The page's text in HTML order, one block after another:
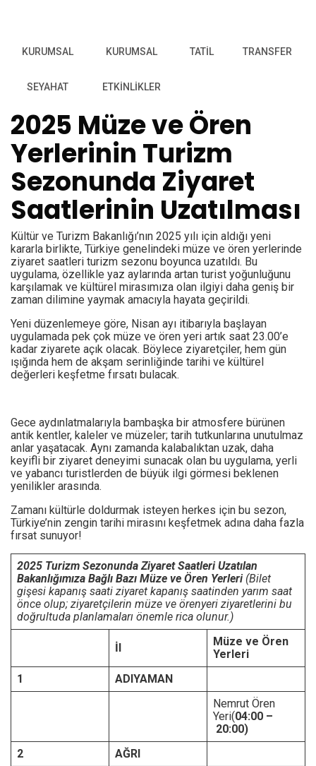
KURUMSAL
SEYAHAT
KURUMSAL
ETKINLIKLER
TATIL TRANSFER
2025 Müze ve Ören
Yerlerinin Turizm
Sezonunda Ziyaret
Saatlerinin Uzatılması
Kültür ve Turizm Bakanlığı’nın 2025 yılı için aldığı yeni
kararla birlikte, Türkiye genelindeki müze ve ören yerlerinde
ziyaret saatleri turizm sezonu boyunca uzatıldı. Bu
uygulama, özellikle yaz aylarında artan turist yoğunluğunu
karşılamak ve kültürel mirasımıza olan ilgiyi daha geniş bir
zaman dilimine yaymak amacıyla hayata geçirildi.
Yeni düzenlemeye göre, Nisan ayı itibarıyla başlayan
uygulamada pek çok müze ve ören yeri artık saat 23.00’e
kadar ziyarete açık olacak. Böylece ziyaretçiler, hem gün
ışığında hem de akşam serinliğinde tarihi ve kültürel
değerleri keşfetme fırsatı bulacak.
Gece aydınlatmalarıyla bambaşka bir atmosfere bürünen
antik kentler, kaleler ve müzeler; tarih tutkunlarına unutulmaz
anlar yaşatacak. Aynı zamanda kalabalıktan uzak, daha
keyifli bir ziyaret deneyimi sunacak olan bu uygulama, yerli
ve yabancı turistlerden de büyük ilgi görmesi beklenen
yenilikler arasında.
Zamanı kültürle doldurmak isteyen herkes için bu sezon,
Türkiye’nin zengin tarihi mirasını keşfetmek adına daha fazla
fırsat sunuyor!
2025 Turizm Sezonunda Ziyaret Saatleri Uzatılan
Bakanlığımıza Bağlı Bazı Müze ve Ören Yerleri (Bilet
gişesi kapanış saati ziyaret kapanış saatinden yarım saat
önce olup; ziyaretçilerin müze ve örenyeri ziyaretlerini bu
doğrultuda planlamaları önemle rica olunur.)
İl
Müze ve Ören
Yerleri
1
ADIYAMAN
Nemrut Ören
Yeri(04:00 –
20:00)
2
AĞRI